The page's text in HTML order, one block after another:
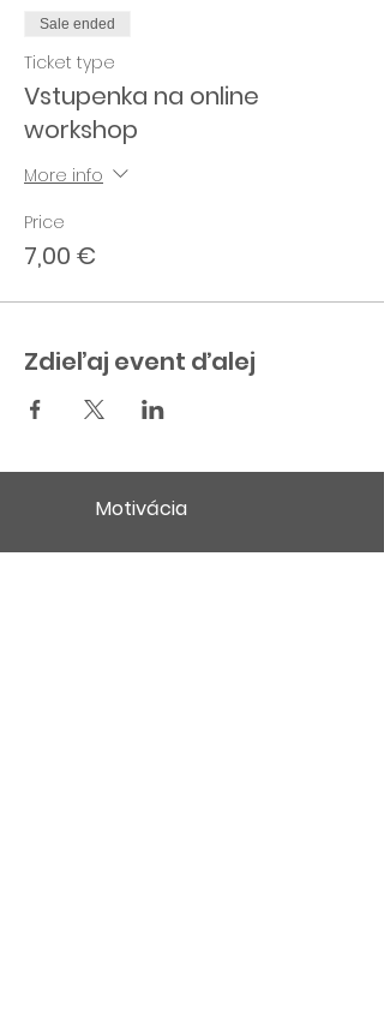
Prečo ten "hype" okolo
produktivity?
Techniky plánovania ktoré NAOZAJ
fungujú
Ako "množiť" svoj čas?
Appky a tooly
Lektorka:Alžbeta Palkoci
Počet miest je limitovaný!
Sale ended
Ticket type
Vstupenka na online
workshop
More info
Price
7,00 €
Zdieľaj event ďalej
Motivácia